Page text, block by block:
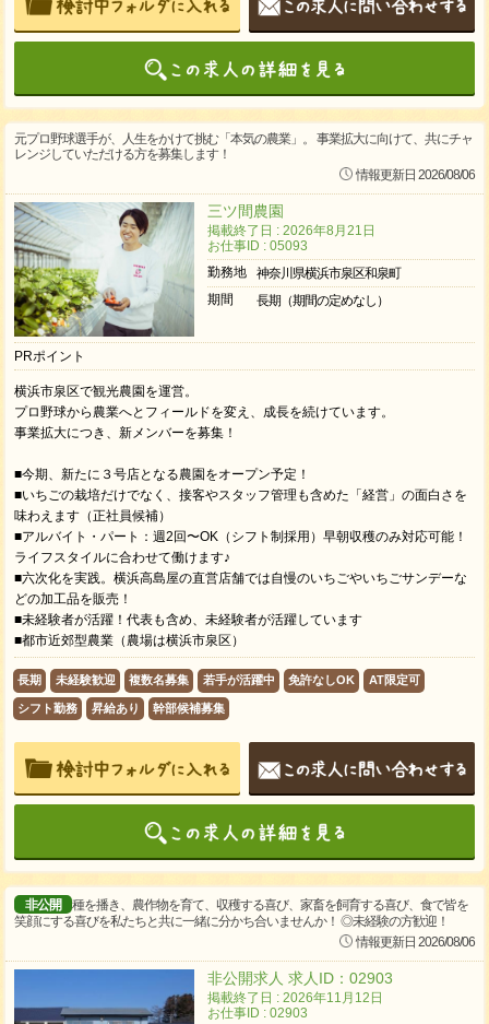
元プロ野球選手が、人生をかけて挑む「本気の農業」。 事業拡大に向けて、共にチャ
レンジしていただける方を募集します！
情報更新日 2026/08/06
三ツ間農園
掲載終了日 : 2026年8月21日
お仕事ID : 05093
勤務地
神奈川県横浜市泉区和泉町
期間
長期（期間の定めなし）
PRポイント
横浜市泉区で観光農園を運営。
プロ野球から農業へとフィールドを変え、成長を続けています。
事業拡大につき、新メンバーを募集！
■今期、新たに３号店となる農園をオープン予定！
■いちごの栽培だけでなく、接客やスタッフ管理も含めた「経営」の面白さを
味わえます（正社員候補）
■アルバイト・パート：週2回〜OK（シフト制採用）早朝収穫のみ対応可能！
ライフスタイルに合わせて働けます♪
■六次化を実践。横浜高島屋の直営店舗では自慢のいちごやいちごサンデーな
どの加工品を販売！
■未経験者が活躍！代表も含め、未経験者が活躍しています
■都市近郊型農業（農場は横浜市泉区）
長期 未経験歓迎 複数名募集 若手が活躍中 免許なしOK AT限定可
シフト勤務 昇給あり 幹部候補募集
非公開
種を播き、農作物を育て、収穫する喜び、家畜を飼育する喜び、食で皆を
笑顔にする喜びを私たちと共に一緒に分かち合いませんか！ ◎未経験の方歓迎！
情報更新日 2026/08/06
非公開求人 求人ID：02903
掲載終了日 : 2026年11月12日
お仕事ID : 02903